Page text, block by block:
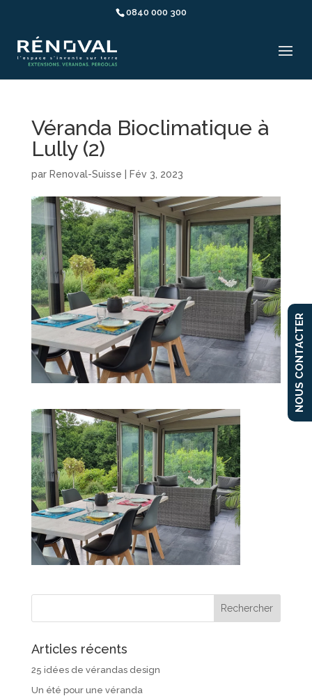
0840 000 300
Véranda Bioclimatique à
Lully (2)
par Renoval-Suisse Fév 3, 2023
Articles récents
25 idées de vérandas design
Un été pour une véranda
NOUS CONTACTER